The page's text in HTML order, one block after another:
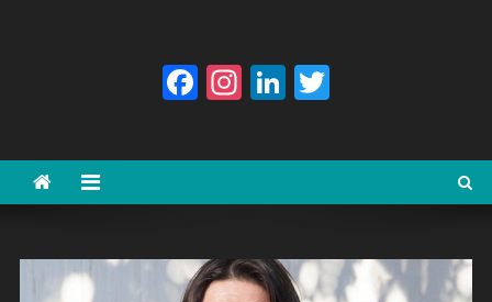
Facebook
Instagram
LinkedIn